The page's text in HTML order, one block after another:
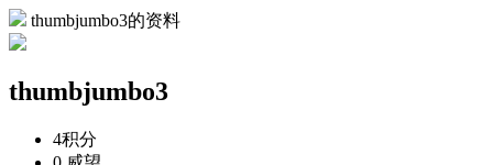
thumbjumbo3的资料
thumbjumbo3
4积分